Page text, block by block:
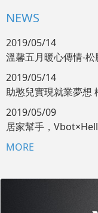
NEWS
2019/05/14
溫馨五月暖心傳情-
2019/05/14
助憨兒實現就業夢想
2019/05/09
居家幫手，
MORE